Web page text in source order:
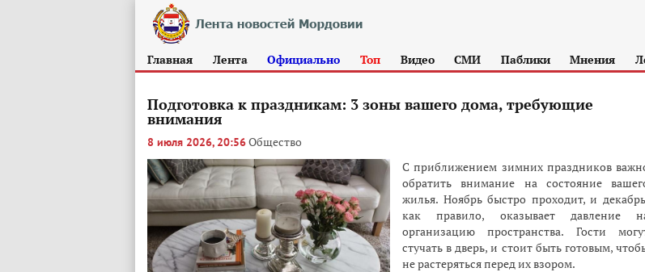
Главная Лента Официально Топ Видео СМИ Паблики Мнения
Подготовка к праздникам: 3 зоны вашего дома, требующие
внимания
8 июля 2026, 20:56Общество
С приближением зимних праздников
обратить внимание на состояние
жилья. Ноябрь быстро проходит, и
как правило, оказывает давление
организацию пространства. Гости
стучать в дверь, и стоит быть готовым,
не растеряться перед их взором.